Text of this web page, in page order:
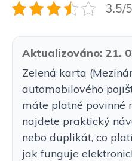
3.5/5
Aktualizováno: 21.
Zelená karta
automobilového
máte platné povinné
najdete praktický
nebo duplikát, co
jak funguje